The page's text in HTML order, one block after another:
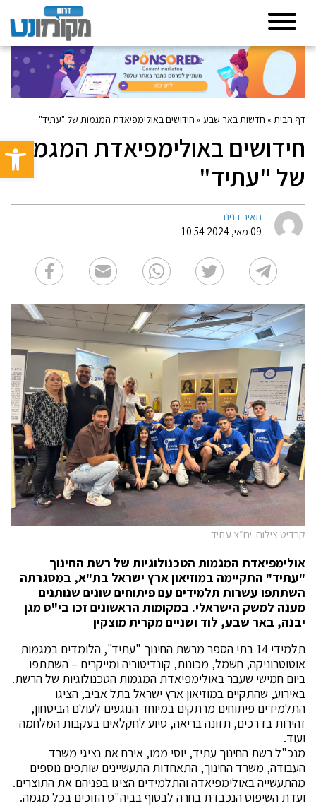
פתח
דף הבית» חדשות באר שבע» חידושים באולימפיאדת המגמות של "עתיד"
חידושים באולימפיאדת המגמות
של "עתיד"
תאיר דנינו
09 מאי, 2024 10:54
קרדיט צילום: יח״צ עתיד
אולימפיאדת המגמות הטכנולוגיות של רשת החינוך
"עתיד" התקיימה במוזיאון ארץ ישראל בת"א, במסגרתה
השתתפו עשרות תלמידים עם פיתוחים שונים שנותנים
מענה למשק הישראלי. במקומות הראשונים זכו בי"ס מגן
יבנה, באר שבע, לוד ושניים מקרית מוצקין
תלמידי 14 בתי הספר מרשת החינוך "עתיד", הלומדים במגמות
אוטוטרוניקה, חשמל, מכונות, קונדיטוריה ומייקרים – השתתפו
ביום חמישי שעבר באולימפיאדת המגמות הטכנולוגיות של הרשת.
באירוע, שהתקיים במוזיאון ארץ ישראל בתל אביב, הציגו
התלמידים פיתוחים מרתקים במיוחד הנוגעים לעולם הביטחון,
זהירות בדרכים, תזונה בריאה, סיוע לחקלאים בעקבות המלחמה
ועוד.
מנכ"ל רשת החינוך עתיד, יוסי ממו, אירח את נציגי משרד
העבודה, משרד החינוך, התאחדות התעשיינים שותפים נוספים
מהתעשייה באולימפיאדה והתלמידים הציגו בפניהם את התוצרים.
ועדת השיפוט הנכבדת בחרה לבסוף בביה"ס הזוכים בכל מגמה.